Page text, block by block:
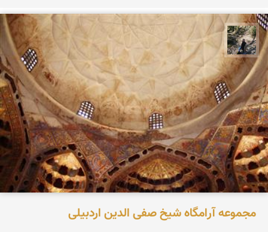
مونا سلطانی
مجموعه آرامگاه شیخ صفی الدین اردبیلی